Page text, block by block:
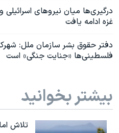
درگیری‌ها میان نیروهای
غزه ادامه یافت
دفتر حقوق بشر سازمان ملل:
فلسطینی‌ها «جنایت جنگی» است
بیشتر بخوانید
تلاش